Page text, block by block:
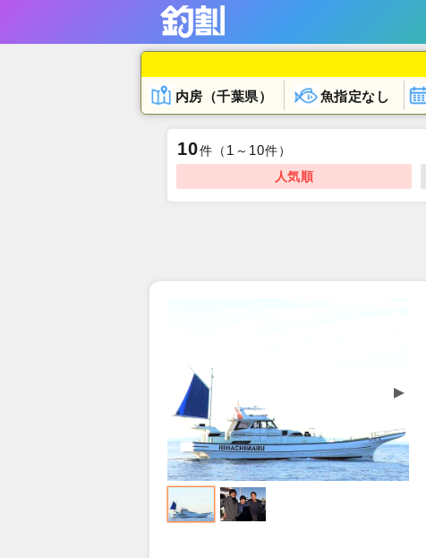
内房（千葉県） 魚指定なし
10件 （ 1 ～ 10件）
人気順
▲